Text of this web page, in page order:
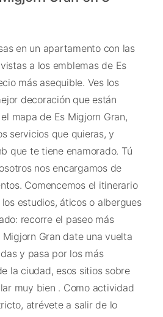
en un apartamento con las
a los emblemas de Es
más asequible. Ves los
decoración que están
mapa de Es Migjorn Gran,
servicios que quieras, y
que te tiene enamorado. Tú
nos encargamos de
Comencemos el itinerario
estudios, áticos o albergues
recorre el paseo más
Gran date una vuelta
y pasa por los más
la ciudad, esos sitios sobre
muy bien . Como actividad
atrévete a salir de lo